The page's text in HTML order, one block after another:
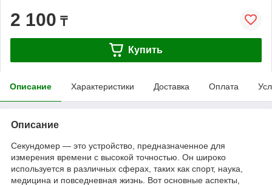
2 100 ₸
Купить
Описание Характеристики Доставка Оплата
Описание
Секундомер — это устройство, предназначенное для
измерения времени с высокой точностью. Он широко
используется в различных сферах, таких как спорт, наука,
медицина и повседневная жизнь. Вот основные аспекты,